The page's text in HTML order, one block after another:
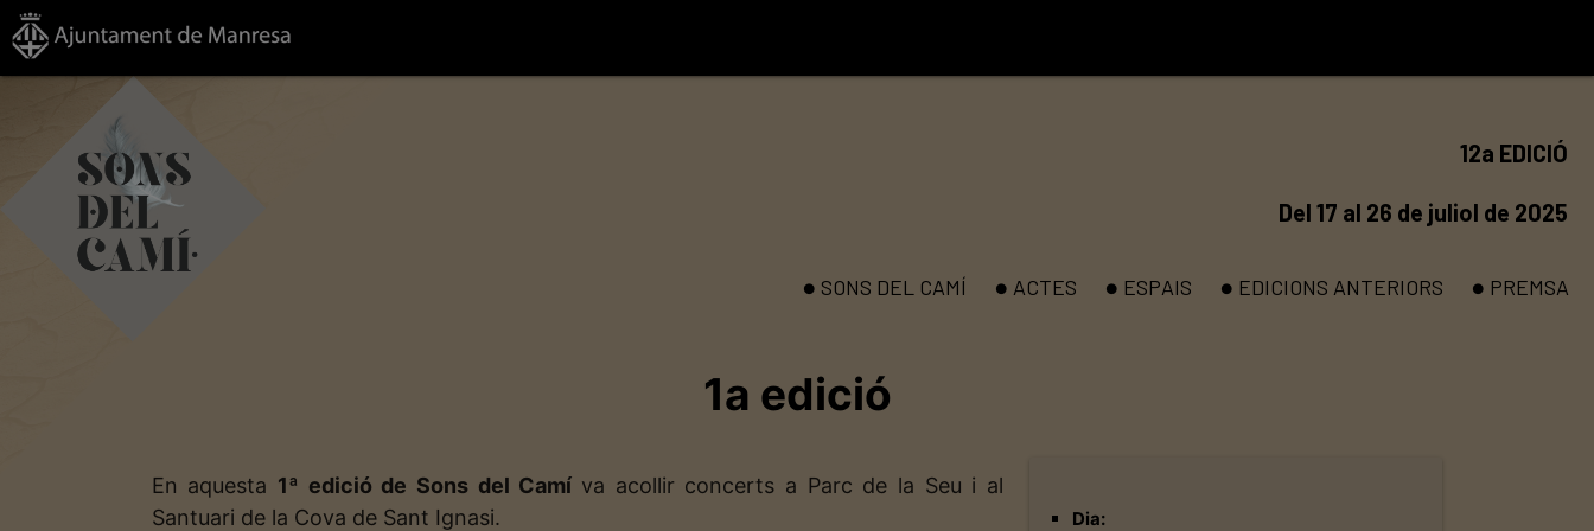
12a EDICIÓ
Del 17 al 26 de juliol de 2025
brightness_1 SONS DEL CAMÍ brightness_1 ACTES brightness_1 ESPAIS brightness_1 EDICIONS ANTERIORS brightness_1 PREMSA
1a edició
En aquesta 1ª edició de Sons del Camí va acollir concerts a Parc de la Seu i al
Santuari de la Cova de Sant Ignasi.
Dia: